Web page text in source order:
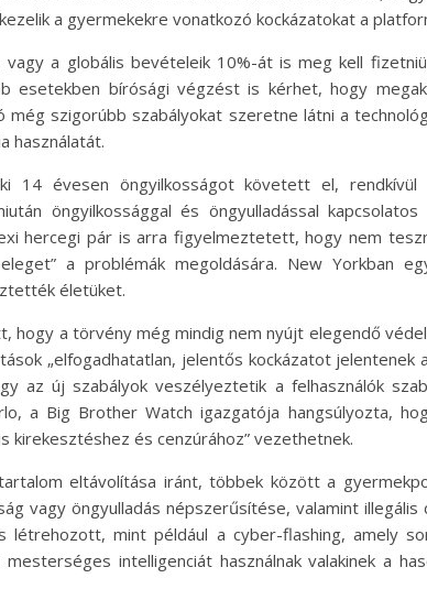
a gyermekekre vonatkozó kockázatokat a
a globális bevételeik 10%-át is meg kell
esetekben bírósági végzést is kérhet, hogy
szigorúbb szabályokat szeretne látni a
használatát.
14 évesen öngyilkosságot követett el, rendkívül
öngyilkossággal és öngyulladással kapcsolatos
hercegi pár is arra figyelmeztetett, hogy nem
a problémák megoldására. New Yorkban
életüket.
hogy a törvény még mindig nem nyújt elegendő
„elfogadhatatlan, jelentős kockázatot jelentenek
az új szabályok veszélyeztetik a felhasználók
a Big Brother Watch igazgatója hangsúlyozta,
kirekesztéshez és cenzúrához” vezethetnek.
eltávolítása iránt, többek között a
vagy öngyulladás népszerűsítése, valamint illegális
mint például a cyber-flashing, amely
intelligenciát használnak valakinek a